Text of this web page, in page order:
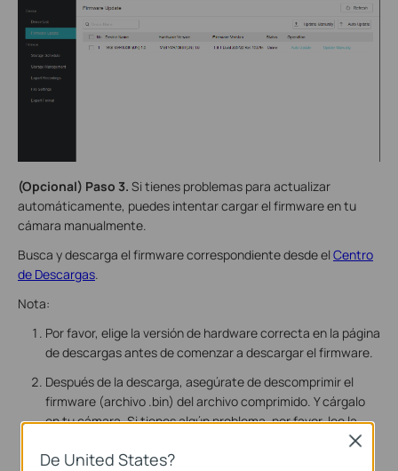
(Opcional) Paso 3. Si tienes problemas para actualizar
automáticamente, puedes intentar cargar el firmware en tu
cámara manualmente.
Busca y descarga el firmware correspondiente desde el Centro
de Descargas.
Nota:
Por favor, elige la versión de hardware correcta en la página
de descargas antes de comenzar a descargar el firmware.
Después de la descarga, asegúrate de descomprimir el
firmware (archivo .bin) del archivo comprimido. Y cárgalo
en tu cámara. Si tienes algún problema, por favor, lee la
De United States?
Close